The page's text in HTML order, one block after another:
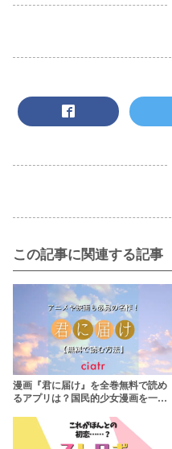
この記事に関連する記事
漫画『君に届け』を全巻無料で読め
るアプリは？国民的少女漫画を一気